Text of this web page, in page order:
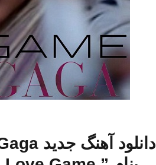
دانلود